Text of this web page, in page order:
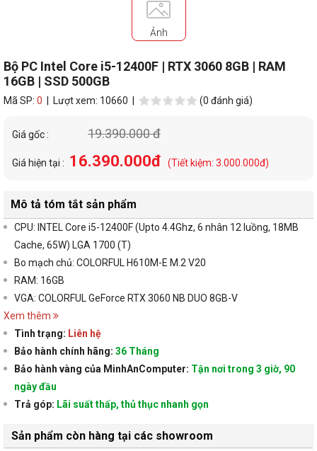
Ảnh
Bộ PC Intel Core i5-12400F | RTX 3060 8GB | RAM
16GB | SSD 500GB
Mã SP: 0 | Lượt xem: 10660 | (0 đánh giá)
Giá gốc : 19.390.000 đ
Giá hiện tại : 16.390.000đ (Tiết kiệm: 3.000.000đ)
Mô tả tóm tắt sản phẩm
CPU: INTEL Core i5-12400F (Upto 4.4Ghz, 6 nhân 12 luồng, 18MB
Cache, 65W) LGA 1700 (T)
Bo mạch chủ: COLORFUL H610M-E M.2 V20
RAM: 16GB
VGA: COLORFUL GeForce RTX 3060 NB DUO 8GB-V
Xem thêm
Tình trạng: Liên hệ
Bảo hành chính hãng: 36 Tháng
Bảo hành vàng của MinhAnComputer: Tận nơi trong 3 giờ, 90
ngày đầu
Trả góp: Lãi suất thấp, thủ thục nhanh gọn
Sản phẩm còn hàng tại các showroom